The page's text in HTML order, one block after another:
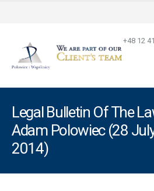
+48 12
Legal Bulletin Of The
Adam Polowiec (28
2014)